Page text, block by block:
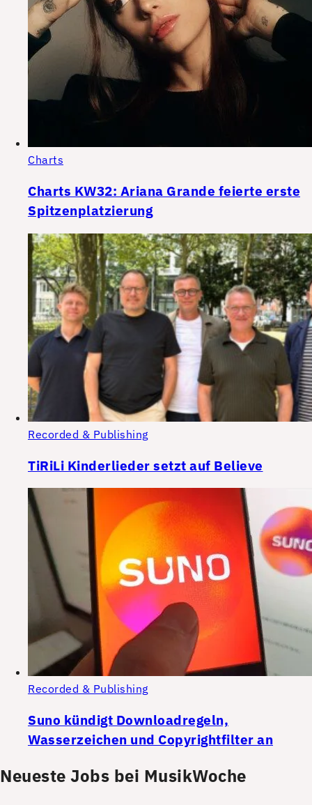
Charts
Charts KW32: Ariana Grande feierte erste
Spitzenplatzierung
Recorded & Publishing
TiRiLi Kinderlieder setzt auf Believe
Recorded & Publishing
Suno kündigt Downloadregeln,
Wasserzeichen und Copyrightfilter an
Neueste Jobs bei MusikWoche